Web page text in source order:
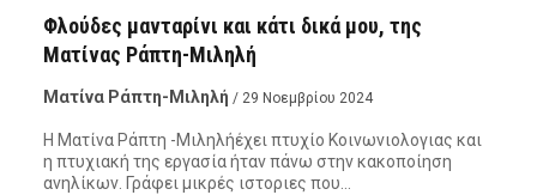
Φλούδες μανταρίνι και κάτι δικά μου, της
Ματίνας Ράπτη-Μιληλή
Ματίνα Ράπτη-Μιληλή / 29 Νοεμβρίου 2024
Η Ματίνα Ράπτη -Μιληλήέχει πτυχίο Κοινωνιολογιας και
η πτυχιακή της εργασία ήταν πάνω στην κακοποίηση
ανηλίκων. Γράφει μικρές ιστοριες που…